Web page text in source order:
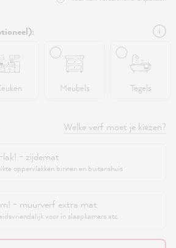
Meubels Tegels
Welke verf moet je kiezen?
lak! - zijdemat
oppervlakken binnen en buitenshuis
- muurverf extra mat
voor in slaapkamers etc.